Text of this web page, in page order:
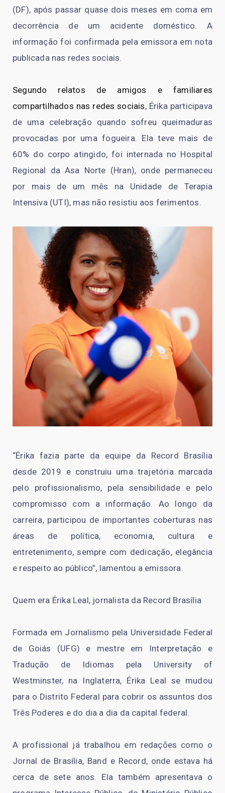
(DF), após passar quase dois meses em coma em
decorrência de um acidente doméstico. A
informação foi confirmada pela emissora em nota
publicada nas redes sociais.
Segundo relatos de amigos e familiares
compartilhados nas redes sociais, Érika participava
de uma celebração quando sofreu queimaduras
provocadas por uma fogueira. Ela teve mais de
60% do corpo atingido, foi internada no Hospital
Regional da Asa Norte (Hran), onde permaneceu
por mais de um mês na Unidade de Terapia
Intensiva (UTI), mas não resistiu aos ferimentos.
“Érika fazia parte da equipe da Record Brasília
desde 2019 e construiu uma trajetória marcada
pelo profissionalismo, pela sensibilidade e pelo
compromisso com a informação. Ao longo da
carreira, participou de importantes coberturas nas
áreas de política, economia, cultura e
entretenimento, sempre com dedicação, elegância
e respeito ao público”, lamentou a emissora.
Quem era Érika Leal, jornalista da Record Brasília
Formada em Jornalismo pela Universidade Federal
de Goiás (UFG) e mestre em Interpretação e
Tradução de Idiomas pela University of
Westminster, na Inglaterra, Érika Leal se mudou
para o Distrito Federal para cobrir os assuntos dos
Três Poderes e do dia a dia da capital federal.
A profissional já trabalhou em redações como o
Jornal de Brasília, Band e Record, onde estava há
cerca de sete anos. Ela também apresentava o